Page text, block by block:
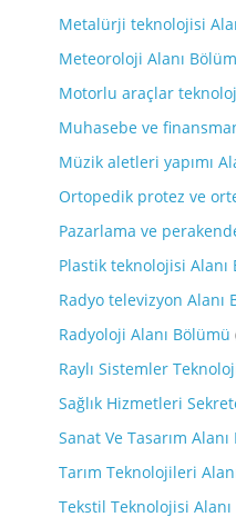
Metalürji teknolojisi
Meteoroloji Alanı
Motorlu araçlar
Muhasebe ve
Müzik aletleri yapımı
Ortopedik protez ve
Pazarlama ve
Plastik teknolojisi Alanı
Radyo televizyon Alanı
Radyoloji Alanı Bölümü
Raylı Sistemler
Sağlık Hizmetleri
Sanat Ve Tasarım
Tarım Teknolojileri
Tekstil Teknolojisi